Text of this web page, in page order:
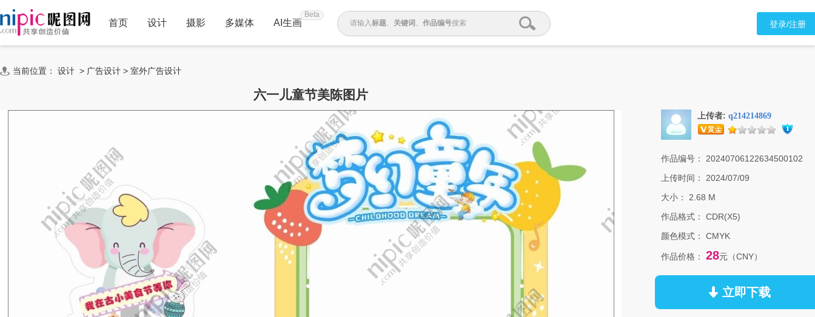
首页 设计 摄影 多媒体 AI生画
Beta
请输入标题、 关键词 、 作品编号搜索 登录/注册
当前位置： 设计 > 广告设计 > 室外广告设计
六一儿童节美陈图片
上传者: q214214869
作品编号：
20240706122634500102
上传时间：
2024/07/09
大小：
2.68 M
作品格式：
CDR(X5)
颜色模式：
CMYK
作品价格： 28元（CNY）
立即下载